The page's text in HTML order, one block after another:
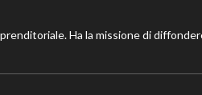
Ha la missione di